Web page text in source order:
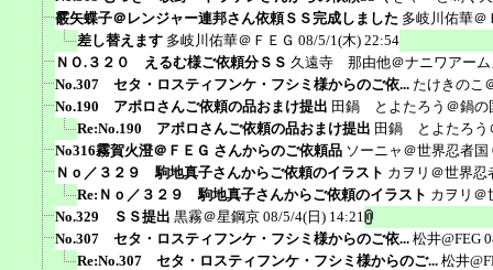
霰矢蝶子＠レンジャー連邦さん依頼ＳＳ完成しました 多岐川佑華＠
差し替えます 多岐川佑華＠ＦＥＧ 08/5/1(木) 22:54
ＮＯ.３２０ えるむ様ご依頼分ＳＳ 久遠寺 那由他＠ナニワアーム
No.307 セタ・ロスティフンケ・フシミ様からのご依... たけきのこ
No.190 アポロさんご依頼の品おまけ提出 田鍋 とよたろう＠鍋の
Re:No.190 アポロさんご依頼の品おまけ提出 田鍋 とよたろう
No316霧賀火澄＠ＦＥＧ さんからのご依頼品 ソーニャ＠世界忍者国
Ｎｏ／３２９ 駒地真子さんからご依頼のイラスト カヲリ＠世界忍
Re:Ｎｏ／３２９ 駒地真子さんからご依頼のイラスト カヲリ＠
No.329 ＳＳ提出 黒霧＠星鋼京 08/5/4(日) 14:21
No.307 セタ・ロスティフンケ・フシミ様からのご依... 松井@FEG
Re:No.307 セタ・ロスティフンケ・フシミ様からのご... 松井